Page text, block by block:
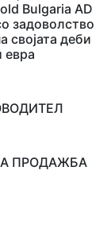
Bulgaria AD
задоволство
својата деби
евра
ПРОДАЖБА